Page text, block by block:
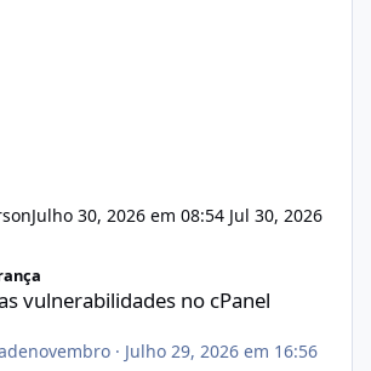
Julho 30, 2026 em 08:54 Jul 30, 2026
vulnerabilidades no cPanel
· Julho 29, 2026 em 16:56